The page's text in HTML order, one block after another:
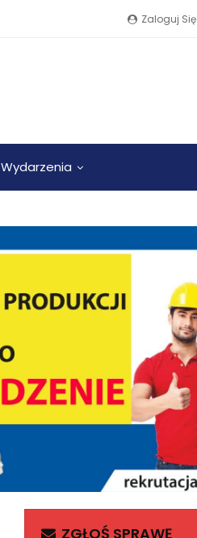
Zaloguj Się
Wydarzenia
ZGŁOŚ SPRAWĘ